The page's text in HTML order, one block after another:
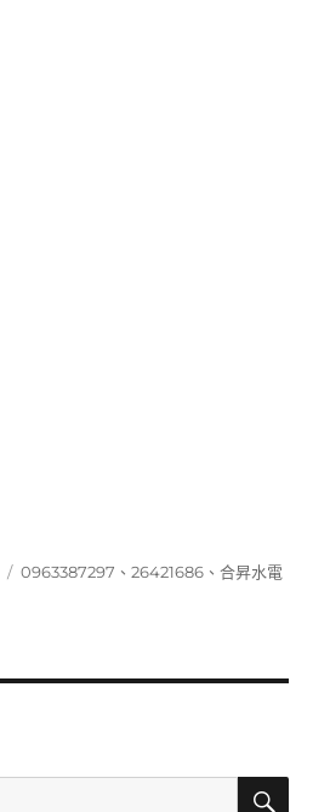
標
0963387297 、26421686 、合昇水電
搜